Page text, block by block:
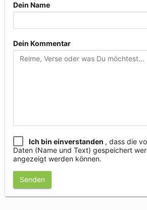
Dein Name
Dein Kommentar
Ich bin einverstanden , dass die
Daten (Name und Text) gespeichert
angezeigt werden können.
Senden